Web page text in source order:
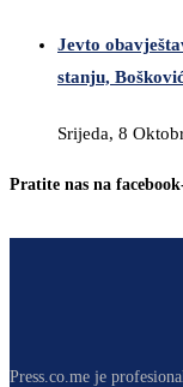
Jevto
stanju,
Srijeda, 8
Pratite nas na
Press.co.me je